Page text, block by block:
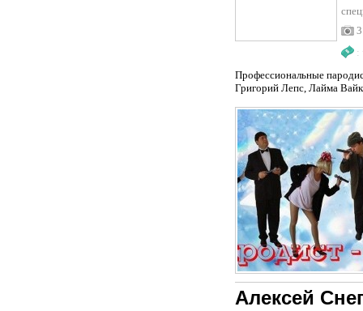
3
:
Профессиональные
Григорий Лепс, Лайма
Алексей